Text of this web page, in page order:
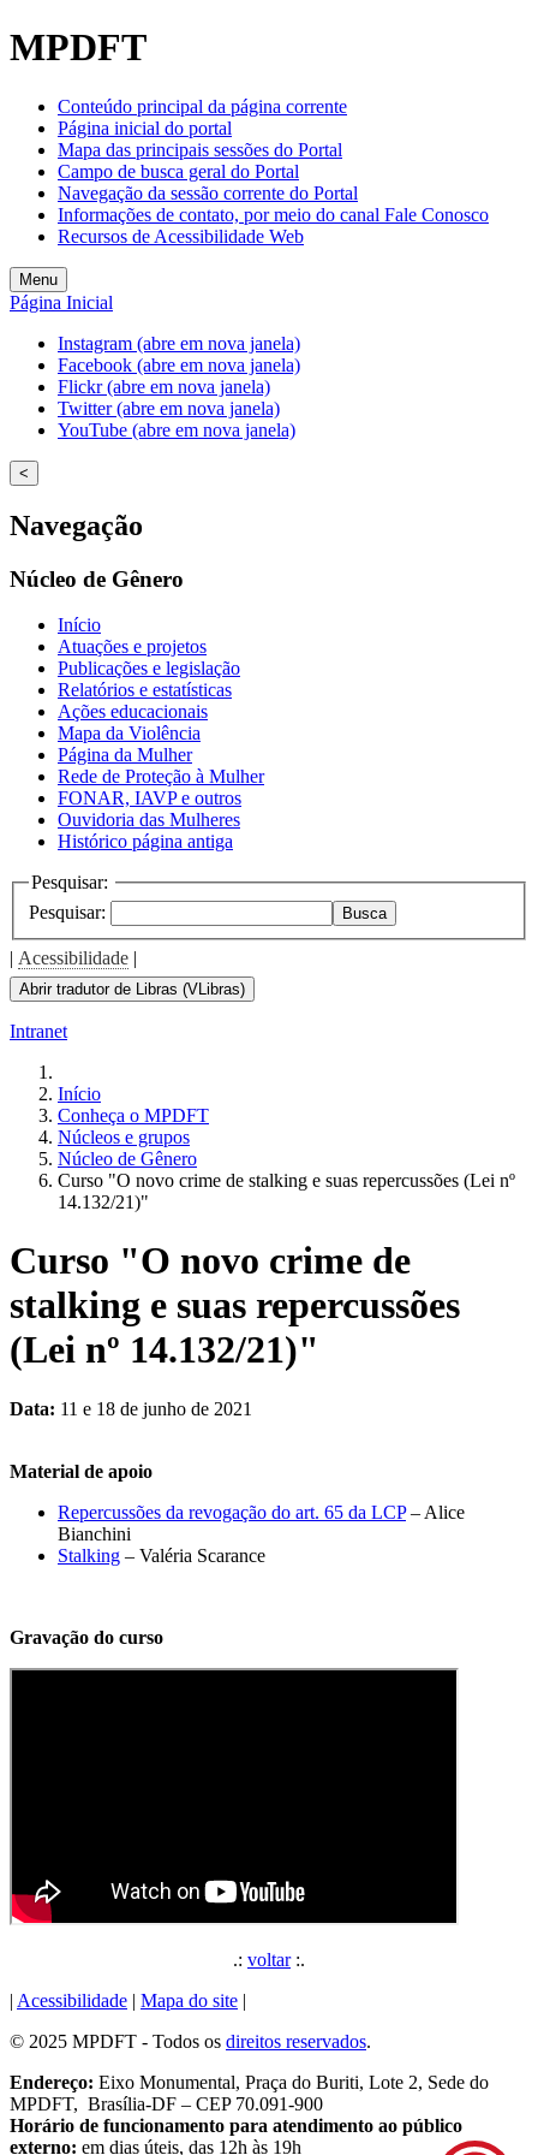
Welcome
to
One
Accessibility
screen
reader.
start
All
in
One
Accessibility
screen
reader,
press
"Ctrl
/".
This
shortcut
activates
screen
help
navigate
interact
with
content.
MPDFT
Conteúdo principal da página corrente
Página inicial do portal
Mapa das principais sessões do Portal
Campo de busca geral do Portal
Navegação da sessão corrente do Portal
Informações de contato, por meio do canal Fale Conosco
Recursos de Acessibilidade Web
Menu
Página Inicial
Instagram (abre em nova janela)
Facebook (abre em nova janela)
Flickr (abre em nova janela)
Twitter (abre em nova janela)
YouTube (abre em nova janela)
<
Navegação
Núcleo de Gênero
Início
Atuações e projetos
Publicações e legislação
Relatórios e estatísticas
Ações educacionais
Mapa da Violência
Página da Mulher
Rede de Proteção à Mulher
FONAR, IAVP e outros
Ouvidoria das Mulheres
Histórico página antiga
Pesquisar:
Pesquisar:
Busca
| Acessibilidade |
Abrir tradutor de Libras (VLibras)
Intranet
Início
Conheça o MPDFT
Núcleos e grupos
Núcleo de Gênero
Curso "O novo crime de stalking e suas repercussões (Lei nº
14.132/21)"
Curso "O novo crime de
stalking e suas repercussões
(Lei nº 14.132/21)"
Data: 11 e 18 de junho de 2021
Material de apoio
Repercussões da revogação do art. 65 da LCP– Alice
Bianchini
Stalking – Valéria Scarance
Gravação do curso
.: voltar:.
| Acessibilidade | Mapa do site |
© 2025 MPDFT - Todos os direitos reservados.
Endereço: Eixo Monumental, Praça do Buriti, Lote 2, Sede do
MPDFT, Brasília-DF – CEP 70.091-900
Horário de funcionamento para atendimento ao público
externo: em dias úteis, das 12h às 19h